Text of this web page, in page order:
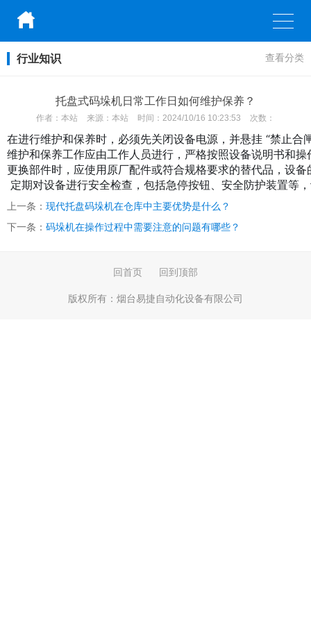
行业知识 查看分类
托盘式码垛机日常工作日如何维护保养？
作者： 本站 来源： 本站 时间： 2024/10/16 10:23:53 次数：
在进行维护和保养时，必须先关闭设备电源，并悬挂 “禁止合
维护和保养工作应由工作人员进行，严格按照设备说明书和
更换部件时，应使用原厂配件或符合规格要求的替代品，设备
定期对设备进行安全检查，包括急停按钮、安全防护装置等
上一条： 现代托盘码垛机在仓库中主要优势是什么？
下一条： 码垛机在操作过程中需要注意的问题有哪些？
回首页 回到顶部
版权所有： 烟台易捷自动化设备有限公司